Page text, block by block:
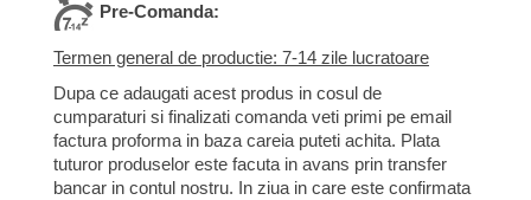
Pre-Comanda:
Termen general de productie: 7-14 zile lucratoare
Dupa ce adaugati acest produs in cosul de
cumparaturi si finalizati comanda veti primi pe email
factura proforma in baza careia puteti achita. Plata
tuturor produselor este facuta in avans prin transfer
bancar in contul nostru. In ziua in care este confirmata